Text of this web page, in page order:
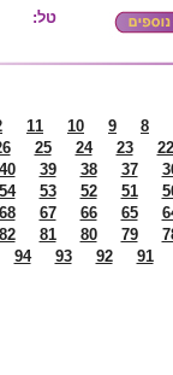
טל:
8
9
10
11
22
23
24
25
37
38
39
40
51
52
53
54
65
66
67
68
79
80
81
82
91
92
93
94